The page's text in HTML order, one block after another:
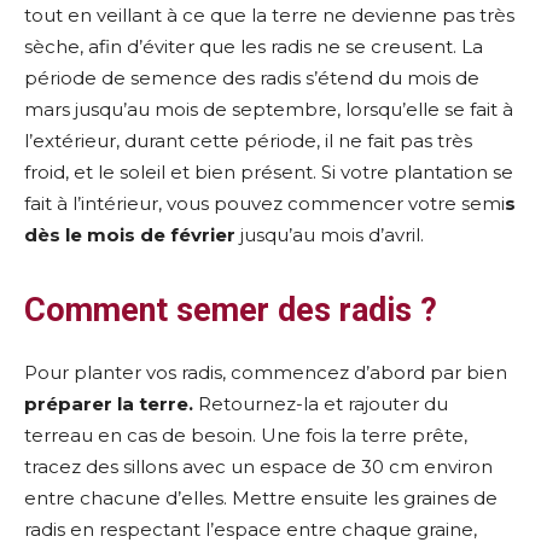
tout en veillant à ce que la terre ne devienne pas très
sèche, afin d’éviter que les radis ne se creusent. La
période de semence des radis s’étend du mois de
mars jusqu’au mois de septembre, lorsqu’elle se fait à
l’extérieur, durant cette période, il ne fait pas très
froid, et le soleil et bien présent. Si votre plantation se
fait à l’intérieur, vous pouvez commencer votre semis
dès le mois de février jusqu’au mois d’avril.
Comment semer des radis ?
Pour planter vos radis, commencez d’abord par bien
préparer la terre. Retournez-la et rajouter du
terreau en cas de besoin. Une fois la terre prête,
tracez des sillons avec un espace de 30 cm environ
entre chacune d’elles. Mettre ensuite les graines de
radis en respectant l’espace entre chaque graine,